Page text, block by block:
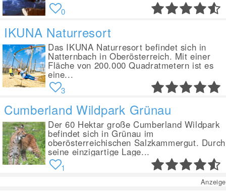
0
IKUNA Naturresort
Das IKUNA Naturresort befindet sich in
Natternbach in Oberösterreich. Mit einer
Fläche von 200.000 Quadratmetern ist es
eine...
3
Cumberland Wildpark Grünau
Der 60 Hektar große Cumberland Wildpark
befindet sich in Grünau im
oberösterreichischen Salzkammergut. Durch
seine einzigartige Lage...
1
Anzeige